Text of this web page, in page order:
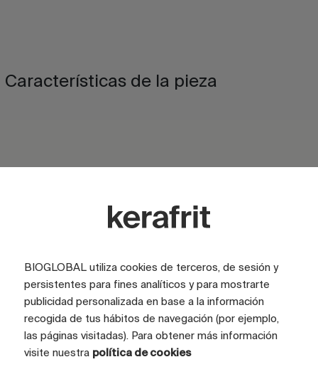
Características de la pieza
ASPECTO Marmol
COLOR Beige
COLOR Marfil
TAMAÑO CARAS (CM)
BIOGLOBAL utiliza cookies de terceros, de sesión y
persistentes para fines analíticos y para mostrarte
publicidad personalizada en base a la información
recogida de tus hábitos de navegación (por ejemplo,
las páginas visitadas). Para obtener más información
visite nuestra política de cookies